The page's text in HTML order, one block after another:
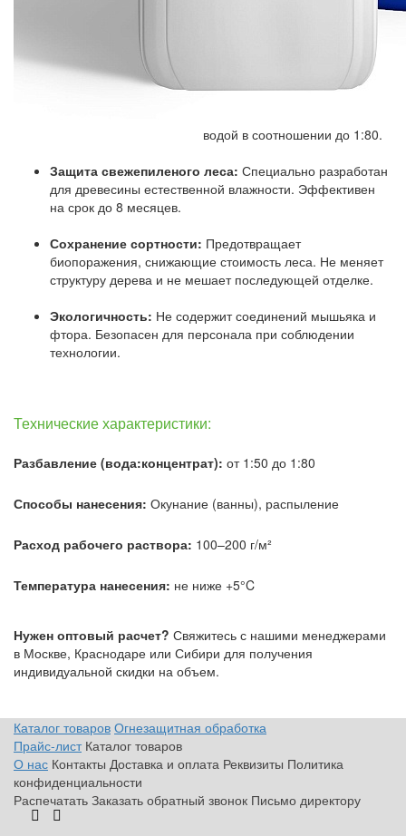
водой в соотношении до 1:80.
Защита свежепиленого леса: Специально разработан
для древесины естественной влажности. Эффективен
на срок до 8 месяцев.
Сохранение сортности: Предотвращает
биопоражения, снижающие стоимость леса. Не меняет
структуру дерева и не мешает последующей отделке.
Экологичность: Не содержит соединений мышьяка и
фтора. Безопасен для персонала при соблюдении
технологии.
Технические характеристики:
Разбавление (вода:концентрат): от 1:50 до 1:80
Способы нанесения: Окунание (ванны), распыление
Расход рабочего раствора: 100–200 г/м²
Температура нанесения: не ниже +5°C
Нужен оптовый расчет? Свяжитесь с нашими менеджерами
в Москве, Краснодаре или Сибири для получения
индивидуальной скидки на объем.
Каталог товаров Огнезащитная обработка
Прайс-лист Каталог товаров
О нас Контакты Доставка и оплата Реквизиты Политика
конфиденциальности
Распечатать Заказать обратный звонок Письмо директору